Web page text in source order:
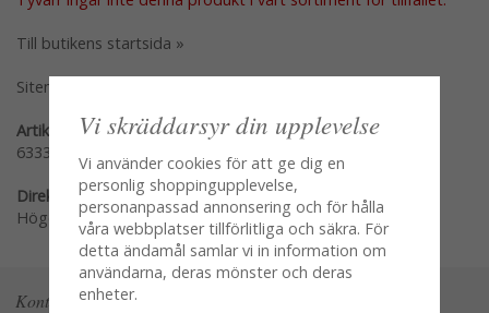
Till butikens startsida »
Sitemap »
Artikelnummer:
6333-90
Direktlänk:
Högerklicka och kopiera adressen
Kontakta oss
Vi skräddarsyr din upplevelse
Vi använder cookies för att ge dig en
personlig shoppingupplevelse,
personanpassad annonsering och för hålla
våra webbplatser tillförlitliga och säkra. För
detta ändamål samlar vi in information om
användarna, deras mönster och deras
enheter.